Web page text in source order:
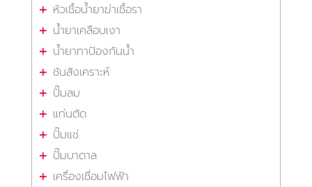
หัวเชื้อน้ำยาฆ่าเชื้อรา
น้ำยาเคลือบเงา
น้ำยาทาป้องกันน้ำ
ชันสังเคราะห์
ปั๊มลม
แท่นตัด
ปั๊มแช่
ปั๊มบาดาล
เครื่องเชื่อมไฟฟ้า